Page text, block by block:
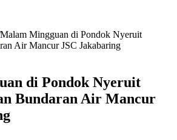
Malam Mingguan di Pondok Nyeruit
Air Mancur JSC Jakabaring
di Pondok Nyeruit
Bundaran Air Mancur